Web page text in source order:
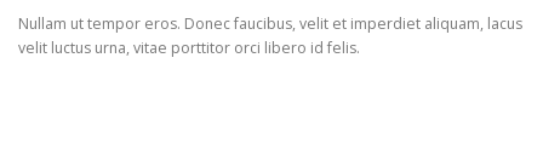
Nullam ut tempor eros. Donec faucibus, velit et imperdiet aliquam, lacus
velit luctus urna, vitae porttitor orci libero id felis.